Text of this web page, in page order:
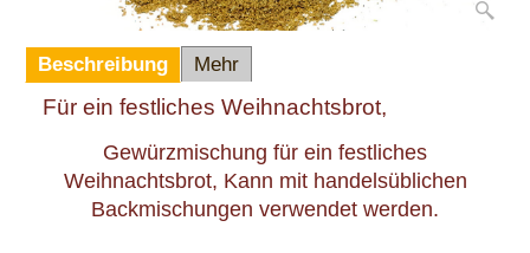
Beschreibung Mehr
Für ein festliches Weihnachtsbrot,
Gewürzmischung für ein festliches
Weihnachtsbrot, Kann mit handelsüblichen
Backmischungen verwendet werden.